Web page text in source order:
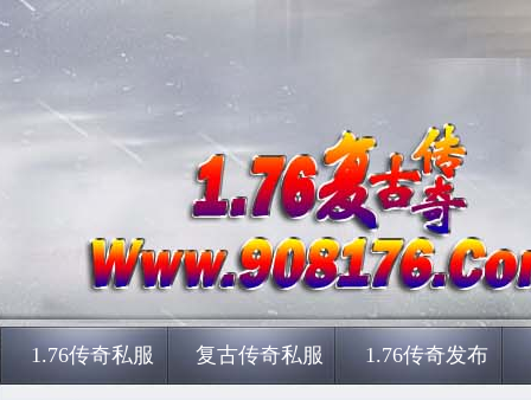
1.76传奇私服 复古传奇私服 1.76传奇发布